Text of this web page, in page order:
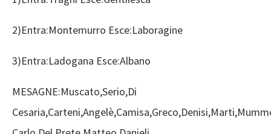
2)Entra:Montemurro Esce:Laboragine
3)Entra:Ladogana Esce:Albano
MESAGNE:Muscato,Serio,Di